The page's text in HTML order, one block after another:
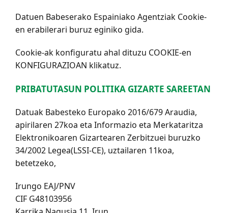
Datuen Babeserako Espainiako Agentziak Cookie-
en erabilerari buruz eginiko gida.
Cookie-ak konfiguratu ahal dituzu COOKIE-en
KONFIGURAZIOAN klikatuz.
PRIBATUTASUN POLITIKA GIZARTE SAREETAN
Datuak Babesteko Europako 2016/679 Araudia,
apirilaren 27koa eta Informazio eta Merkataritza
Elektronikoaren Gizartearen Zerbitzuei buruzko
34/2002 Legea(LSSI-CE), uztailaren 11koa,
betetzeko,
Irungo EAJ/PNV
CIF G48103956